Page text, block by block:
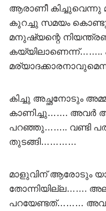
ആരാണീ കിച്ചുവെന്നു
കുറച്ചു സമയം കൊണ്ടു
മനുഷ്യന്റെ
കയ്യിലാണെന്ന്……..
കിച്ചു അച്ഛനോടും
കാണിച്ചു……. അവർ
പറഞ്ഞു…….. വണ്ടി
തുടങ്ങി…………
മാളുവിന് ആരോടും
തോന്നിയില്ല…….
പറയേണ്ടത്………